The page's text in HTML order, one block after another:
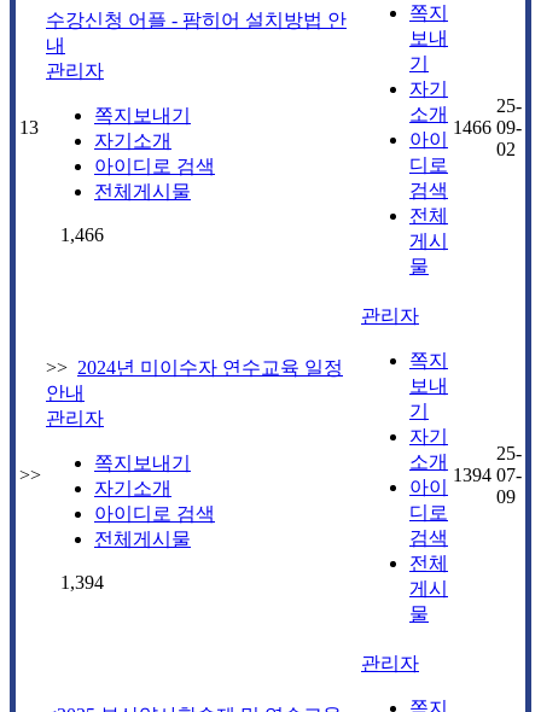
13
수강신청 어플 - 팜히어 설치방법 안
내
관리자
쪽지보내기
자기소개
아이디로 검색
전체게시물
1,466
쪽지
보내
기
자기
소개
아이
디로
검색
전체
게시
물
1466
25-
09-
02
>>
>> 2024년 미이수자 연수교육 일정
안내
관리자
쪽지보내기
자기소개
아이디로 검색
전체게시물
1,394
관리자
쪽지
보내
기
자기
소개
아이
디로
검색
전체
게시
물
1394
25-
07-
09
관리자
쪽지